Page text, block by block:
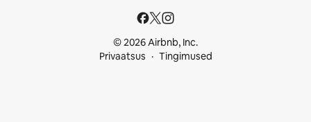
© 2026 Airbnb, Inc.
Privaatsus
Tingimused